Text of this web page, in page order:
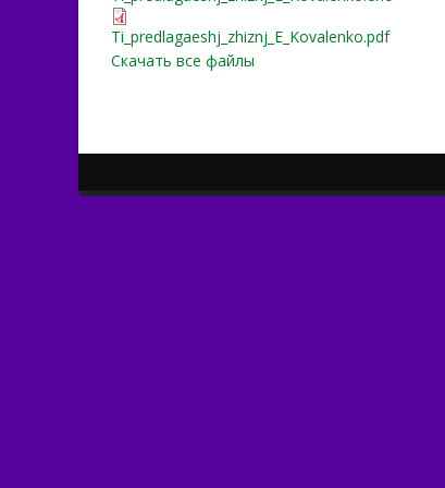
Ti_predlagaeshj_zhiznj_E_Kovalenko.pdf
Скачать все файлы